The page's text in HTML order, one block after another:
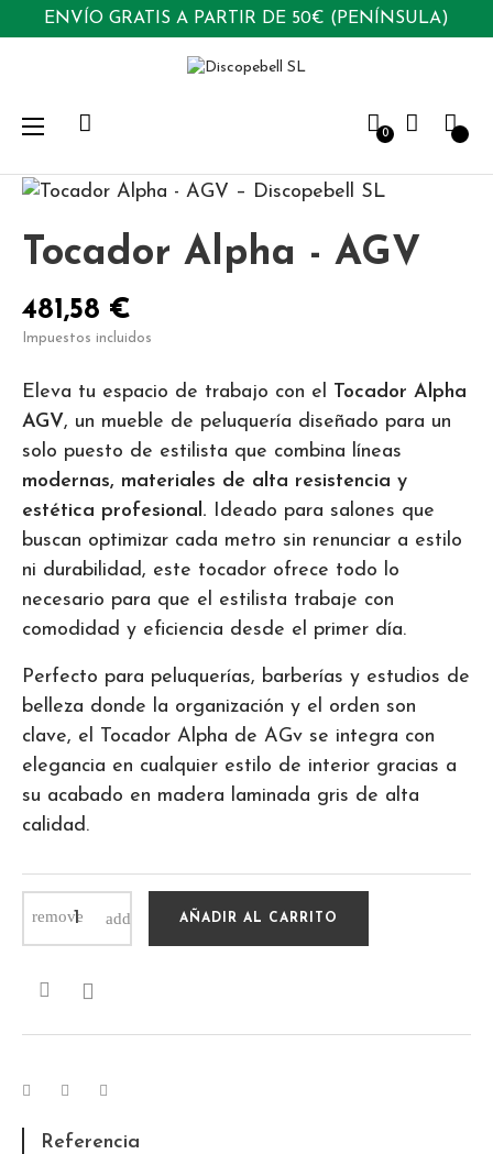
ENVÍO GRATIS A PARTIR DE 50€ (PENÍNSULA)
0
Navegación
palanca
☰
Tocador Alpha - AGV
481,58 €
Impuestos incluidos
Eleva tu espacio de trabajo con el Tocador Alpha
AGV, un mueble de peluquería diseñado para un
solo puesto de estilista que combina líneas
modernas, materiales de alta resistencia y
estética profesional. Ideado para salones que
buscan optimizar cada metro sin renunciar a estilo
ni durabilidad, este tocador ofrece todo lo
necesario para que el estilista trabaje con
comodidad y eficiencia desde el primer día.
Perfecto para peluquerías, barberías y estudios de
belleza donde la organización y el orden son
clave, el Tocador Alpha de AGv se integra con
elegancia en cualquier estilo de interior gracias a
su acabado en madera laminada gris de alta
calidad.
AÑADIR AL CARRITO

Referencia